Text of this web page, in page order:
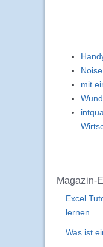
mit
Magazin-
Excel
lernen
Was ist